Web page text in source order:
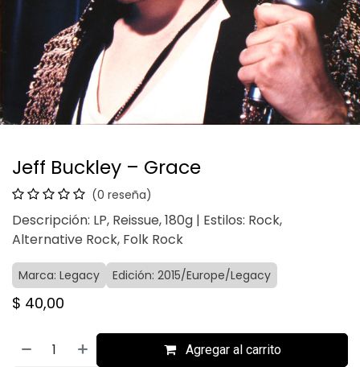
Jeff Buckley – Grace
(0 reseña)
Descripción: LP, Reissue, 180g | Estilos: Rock,
Alternative Rock, Folk Rock
Marca: Legacy Edición: 2015/Europe/Legacy
$ 40,00
Agregar al carrito